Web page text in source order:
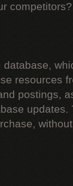
competitors?
resources
postings,
updates.